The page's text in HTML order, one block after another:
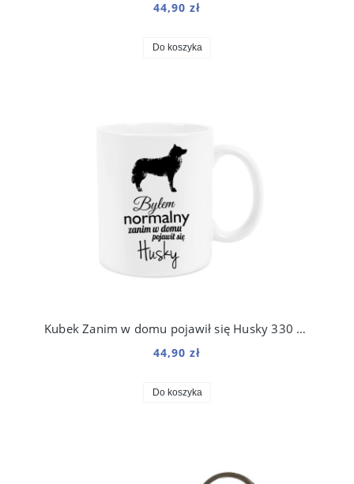
44,90 zł
Do koszyka
Kubek Zanim w domu pojawił się Husky 330 ml
44,90 zł
Do koszyka